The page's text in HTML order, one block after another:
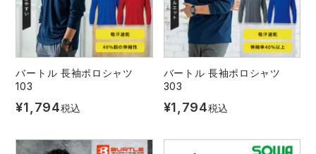
バートル 長袖ポロシャツ
103
¥1,794税込
バートル 長袖ポロシャツ
303
¥1,794税込